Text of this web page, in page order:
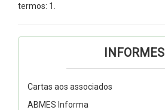
termos: 1.
INFORMES
Cartas aos associados
ABMES Informa